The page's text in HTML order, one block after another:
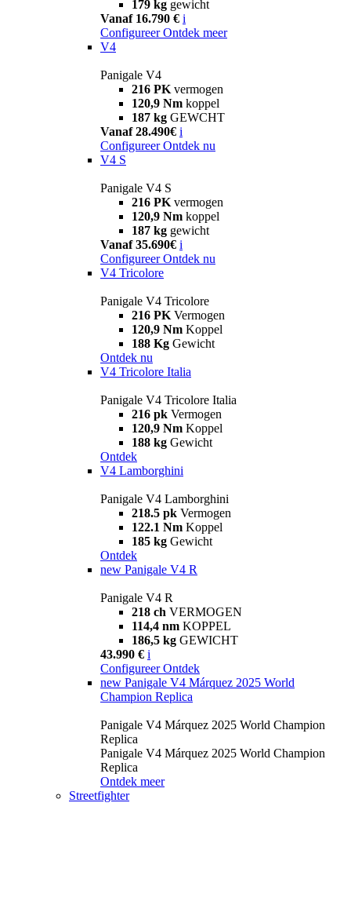
179 kg gewicht
Vanaf 16.790 € i
Configureer Ontdek meer
V4
Panigale V4
216 PK vermogen
120,9 Nm koppel
187 kg GEWCHT
Vanaf 28.490€ i
Configureer Ontdek nu
V4 S
Panigale V4 S
216 PK vermogen
120,9 Nm koppel
187 kg gewicht
Vanaf 35.690€ i
Configureer Ontdek nu
V4 Tricolore
Panigale V4 Tricolore
216 PK Vermogen
120,9 Nm Koppel
188 Kg Gewicht
Ontdek nu
V4 Tricolore Italia
Panigale V4 Tricolore Italia
216 pk Vermogen
120,9 Nm Koppel
188 kg Gewicht
Ontdek
V4 Lamborghini
Panigale V4 Lamborghini
218.5 pk Vermogen
122.1 Nm Koppel
185 kg Gewicht
Ontdek
new Panigale V4 R
Panigale V4 R
218 ch VERMOGEN
114,4 nm KOPPEL
186,5 kg GEWICHT
43.990 € i
Configureer Ontdek
new Panigale V4 Márquez 2025 World
Champion Replica
Panigale V4 Márquez 2025 World Champion
Replica
Panigale V4 Márquez 2025 World Champion
Replica
Ontdek meer
Streetfighter